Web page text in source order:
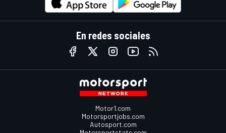
En redes sociales
Motor1.com
Motorsportjobs.com
Autosport.com